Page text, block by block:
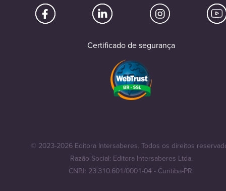
Certificado de segurança
© 2023-2026 Editora Intersaberes. Todos os direitos
Razão Social: Editora Intersaberes Ltda.
CNPJ: 23.310.601/0001-04 - Curitiba-PR.